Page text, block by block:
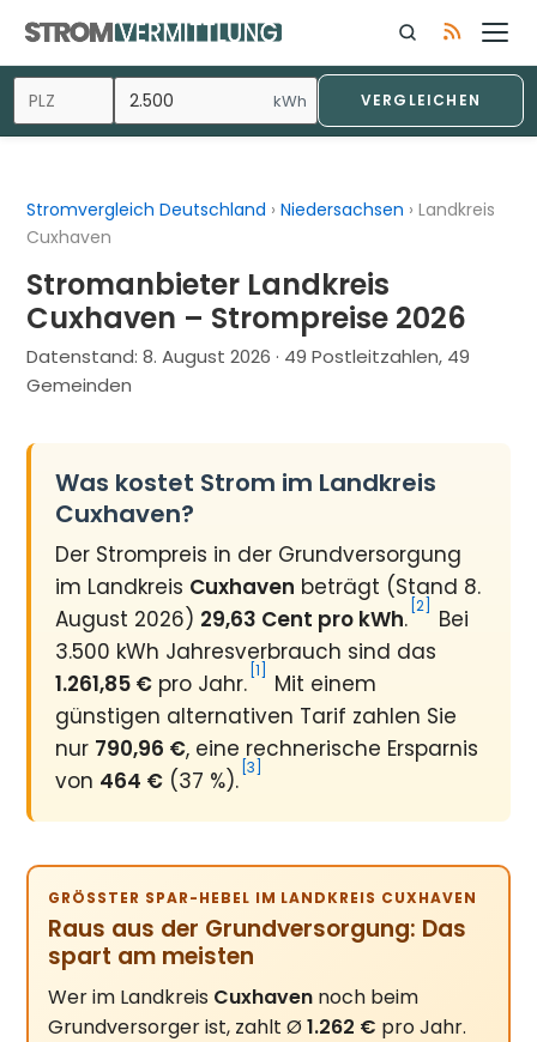
Inhalt
springen
kWh VERGLEICHEN
Stromvergleich Deutschland ›Niedersachsen ›Landkreis
Cuxhaven
Stromanbieter Landkreis
Cuxhaven – Strompreise 2026
Datenstand:8. August 2026 · 49 Postleitzahlen, 49
Gemeinden
Was kostet Strom im Landkreis
Cuxhaven?
Der Strompreis in der Grundversorgung
im Landkreis Cuxhaven beträgt (Stand 8.
August 2026) 29,63 Cent pro kWh. [2]
Bei
3.500 kWh Jahresverbrauch sind das
1.261,85 € pro Jahr. [1]
Mit einem
günstigen alternativen Tarif zahlen Sie
nur 790,96 €, eine rechnerische Ersparnis
von 464 € (37 %). [3]
GRÖSSTER SPAR-HEBEL IM LANDKREIS CUXHAVEN
Raus aus der Grundversorgung: Das
spart am meisten
Wer im Landkreis Cuxhaven noch beim
Grundversorger ist, zahlt Ø1.262 € pro Jahr.